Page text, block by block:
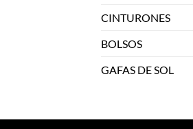
CINTURONES
BOLSOS
GAFAS DE SOL